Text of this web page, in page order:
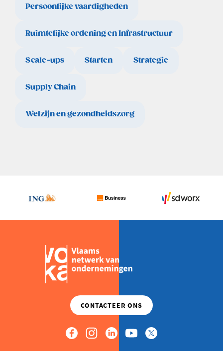
Persoonlijke vaardigheden
Ruimtelijke ordening en Infrastructuur
Scale-ups Starten Strategie
Supply Chain
Welzijn en gezondheidszorg